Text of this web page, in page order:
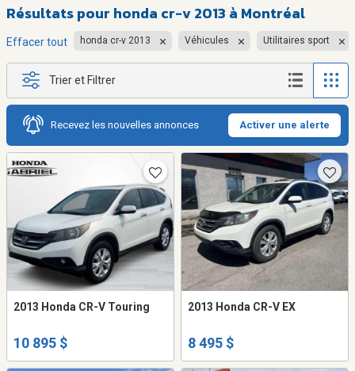
Résultats pour honda cr-v 2013 à Montréal
Effacer tout honda cr-v 2013 Véhicules Utilitaires sport
Trier et Filtrer
Recevez les nouvelles annonces Activer une alerte
2013 Honda CR-V Touring
10 895 $
2013 Honda CR-V EX
8 495 $